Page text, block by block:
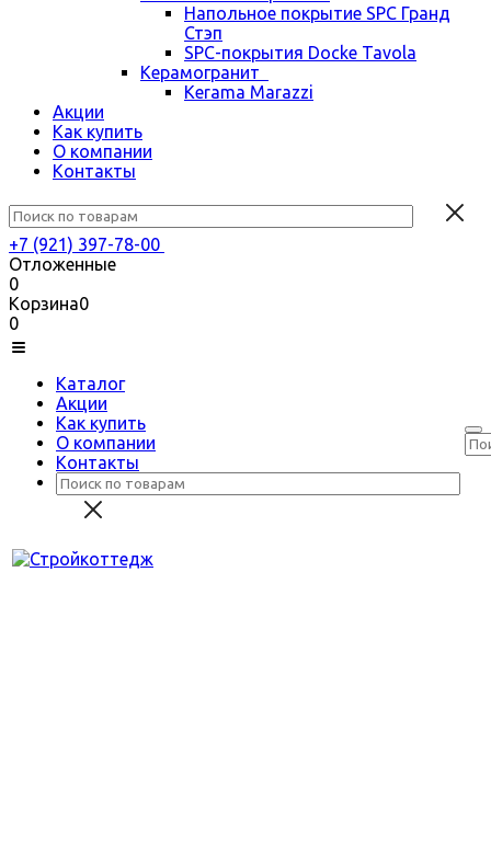
Напольное покрытие SPC Гранд
Стэп
SPC-покрытия Docke Tavola
Керамогранит
Kerama Marazzi
Акции
Как купить
О компании
Контакты
+7 (921) 397-78-00
Отложенные
0
Корзина0
0
Каталог
Акции
Как купить
О компании
Контакты